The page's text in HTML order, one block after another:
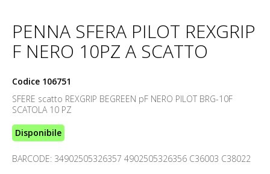
PENNA SFERA PILOT REXGRIP
F NERO 10PZ A SCATTO
Codice 106751
SFERE scatto REXGRIP BEGREEN pF NERO PILOT BRG-10F
SCATOLA 10 PZ
Disponibile
BARCODE: 34902505326357 4902505326356 C36003 C38022